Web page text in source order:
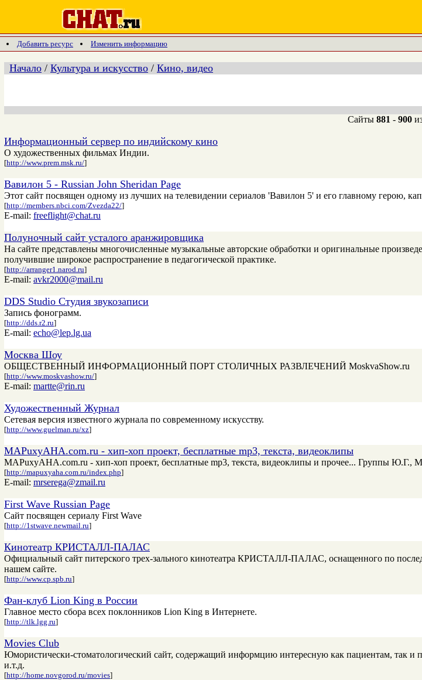
Добавить ресурс Изменить информацию
Начало / Культура и искусство / Кино, видео
Сайты 881 - 900
Информационный сервер по индийскому кино
О художественных фильмах Индии.
[http://www.prem.msk.ru/]
Вавилон 5 - Russian John Sheridan Page
Этот сайт посвящен одному из лучших на телевидении сериалов 'Вавилон 5' и его главному герою,
[http://members.nbci.com/Zvezda22/]
E-mail: freeflight@chat.ru
Полуночный сайт усталого аранжировщика
На сайте представлены многочисленные музыкальные авторские обработки и оригинальные
получившие широкое распространение в педагогической практике.
[http://arranger1.narod.ru]
E-mail: avkr2000@mail.ru
DDS Studio Студия звукозаписи
Запись фонограмм.
[http://dds.r2.ru]
E-mail: echo@lep.lg.ua
Москва Шоу
ОБЩЕСТВЕННЫЙ ИНФОРМАЦИОННЫЙ ПОРТ СТОЛИЧНЫХ РАЗВЛЕЧЕНИЙ MoskvaShow.ru
[http://www.moskvashow.ru/]
E-mail: martte@rin.ru
Художественный Журнал
Сетевая версия известного журнала по современному искусству.
[http://www.guelman.ru/xz]
MAPuxyAHA.com.ru - хип-хоп проект, бесплатные mp3, текста, видеоклипы
MAPuxyAHA.com.ru - хип-хоп проект, бесплатные mp3, текста, видеоклипы и прочее... Группы Ю.Г.,
[http://mapuxyaha.com.ru/index.php]
E-mail: mrserega@zmail.ru
First Wave Russian Page
Сайт посвящен сериалу First Wave
[http://1stwave.newmail.ru]
Кинотеатр КРИСТАЛЛ-ПАЛАС
Официальный сайт питерского трех-зального кинотеатра КРИСТАЛЛ-ПАЛАС, оснащенного по
нашем сайте.
[http://www.cp.spb.ru]
Фан-клуб Lion King в России
Главное место сбора всех поклонников Lion King в Интернете.
[http://tlk.lgg.ru]
Movies Club
Юмористически-стоматологический сайт, содержащий информцию интересную как пациентам, так и
и.т.д.
[http://home.novgorod.ru/movies]